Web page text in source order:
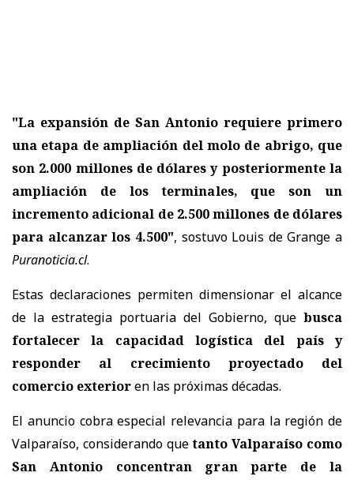
"La expansión de San Antonio requiere primero
una etapa de ampliación del molo de abrigo, que
son 2.000 millones de dólares y posteriormente la
ampliación de los terminales, que son un
incremento adicional de 2.500 millones de dólares
para alcanzar los 4.500", sostuvo Louis de Grange a
Puranoticia.cl.
Estas declaraciones permiten dimensionar el alcance
de la estrategia portuaria del Gobierno, que busca
fortalecer la capacidad logística del país y
responder al crecimiento proyectado del
comercio exterioren las próximas décadas.
El anuncio cobra especial relevancia para la región de
Valparaíso, considerando quetanto Valparaíso como
San Antonio concentran gran parte de la